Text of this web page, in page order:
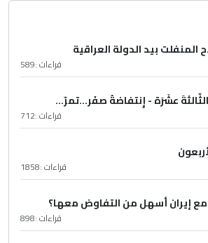
المنفلت بيد الدولة العراقية
قراءات :589
عشَرَة - إِنتفاضةُ صفَر…تمرّ...
قراءات :712
قراءات :1858
مع إيران أسهل من التفاوض معها؟
قراءات :898